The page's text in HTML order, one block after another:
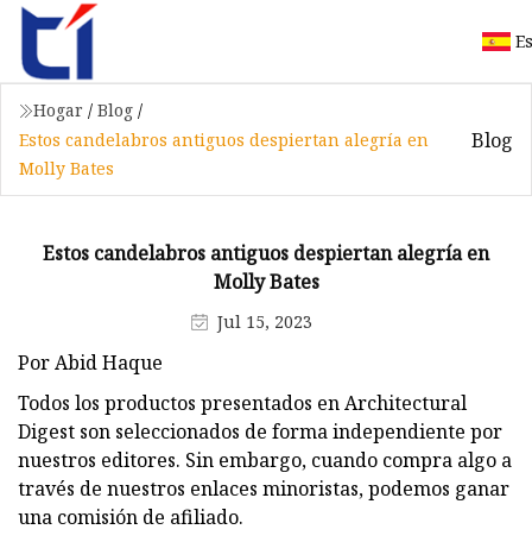
Hogar / Blog /
Estos candelabros antiguos despiertan alegría en
Molly Bates
Blog
Estos candelabros antiguos despiertan alegría en
Molly Bates
Jul 15, 2023
Por Abid Haque
Todos los productos presentados en Architectural
Digest son seleccionados de forma independiente por
nuestros editores. Sin embargo, cuando compra algo a
través de nuestros enlaces minoristas, podemos ganar
una comisión de afiliado.